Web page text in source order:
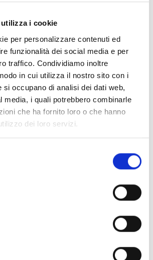
i cookie
per personalizzare contenuti ed
funzionalità dei social media e per
traffico. Condividiamo inoltre
in cui utilizza il nostro sito con i
si occupano di analisi dei dati web,
media, i quali potrebbero combinarle
che ha fornito loro o che hanno
dei loro servizi.